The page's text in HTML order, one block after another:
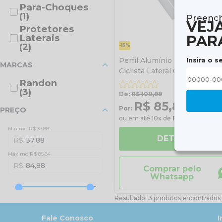
Insira o
Para-Choques
(1)
Protetores
Laterais
(2)
MARCAS
Randon
(3)
PREÇO
Minimo R$ 37,88
37,88
Máximo R$ 85,84
84,88
-15%
Perfil Alumínio Protetor de
Ciclista Lateral 6000mm
De: R$ 100,99
Por: R$ 85,84
ou em até 10x de R$ 8,58
DETALHES
Comprar pelo
Whatsapp
Resultado: 3 produtos encontrados
Fale Conosco